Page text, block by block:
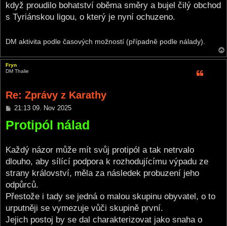
když proudilo bohatství oběma směry a bujel čilý obchod
s Tyriánskou ligou, o který je nyní ochuzeno.
DM aktivita podle časových možností (případně podle nálady).
Fryn
DM Thalie
Re: Zprávy z Karathy
P
s
21:13 09. Nov 2025
Protipól nálad
Každý názor může mít svůj protipól a tak netrvalo
dlouho, aby sílící podpora k rozhodujícímu výpadu ze
strany království, měla za následek probuzení jeho
odpůrců.
Přestože i tady se jedná o malou skupinu obyvatel, o to
urputněji se vymezuje vůči skupině první.
Jejich postoj by se dal charakterizovat jako snaha o